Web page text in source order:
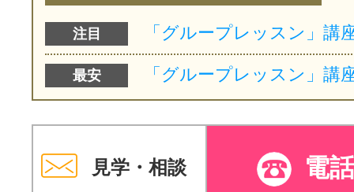
注目
最安
見学・相談 電